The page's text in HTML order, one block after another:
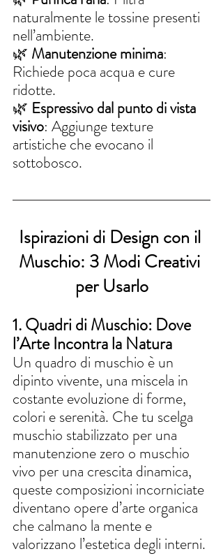
naturalmente le tossine presenti
nell’ambiente.
🌿 Manutenzione minima:
Richiede poca acqua e cure
ridotte.
🌿 Espressivo dal punto di vista
visivo: Aggiunge texture
artistiche che evocano il
sottobosco.
Ispirazioni di Design con il
Muschio: 3 Modi Creativi
per Usarlo
1. Quadri di Muschio: Dove
l’Arte Incontra la Natura
Un quadro di muschio è un
dipinto vivente, una miscela in
costante evoluzione di forme,
colori e serenità. Che tu scelga
muschio stabilizzato per una
manutenzione zero o muschio
vivo per una crescita dinamica,
queste composizioni incorniciate
diventano opere d’arte organica
che calmano la mente e
valorizzano l’estetica degli interni.